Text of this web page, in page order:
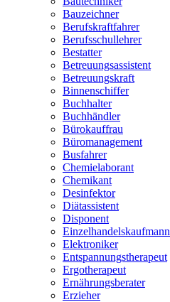
Bauzeichner
Berufskraftfahrer
Berufsschullehrer
Bestatter
Betreuungsassistent
Betreuungskraft
Binnenschiffer
Buchhalter
Buchhändler
Bürokauffrau
Büromanagement
Busfahrer
Chemielaborant
Chemikant
Desinfektor
Diätassistent
Disponent
Einzelhandelskaufmann
Elektroniker
Entspannungstherapeut
Ergotherapeut
Ernährungsberater
Erzieher